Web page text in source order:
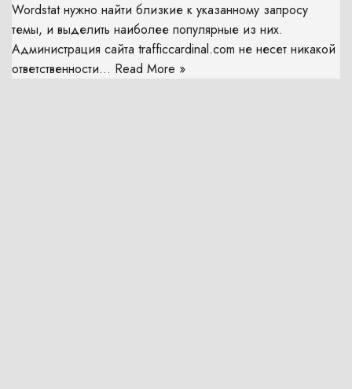
Wordstat нужно найти близкие к указанному запросу
темы, и выделить наиболее популярные из них.
Администрация сайта trafficcardinal.com не несет никакой
ответственности… Read More »